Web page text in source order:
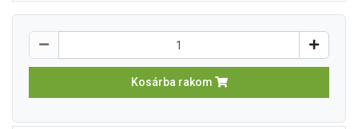
Kosárba rakom